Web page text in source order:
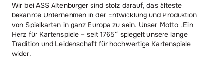
Wir bei ASS Altenburger sind stolz darauf, das älteste
bekannte Unternehmen in der Entwicklung und Produktion
von Spielkarten in ganz Europa zu sein. Unser Motto „Ein
Herz für Kartenspiele – seit 1765“ spiegelt unsere lange
Tradition und Leidenschaft für hochwertige Kartenspiele
wider.